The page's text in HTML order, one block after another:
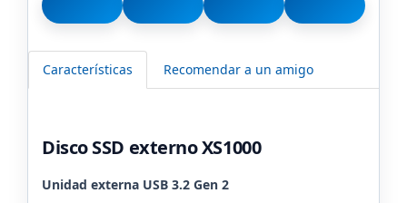
Características Recomendar a un amigo
Disco SSD externo XS1000
Unidad externa USB 3.2 Gen 2